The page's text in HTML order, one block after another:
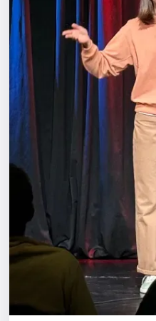
Спорт
События
Города
Площадки
Рейтинги